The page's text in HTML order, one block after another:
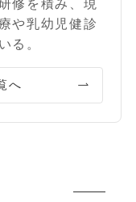
修を積み、現
や乳幼児健診
る。
へ